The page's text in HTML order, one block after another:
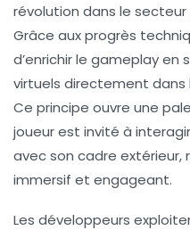
révolution dans le secteur
Grâce aux progrès
d’enrichir le gameplay
virtuels directement dans
Ce principe ouvre une
joueur est invité à
avec son cadre
immersif et engageant.
Les développeurs